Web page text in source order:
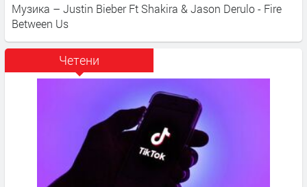
Музика – Justin Bieber Ft Shakira & Jason Derulo - Fire
Between Us
Четени